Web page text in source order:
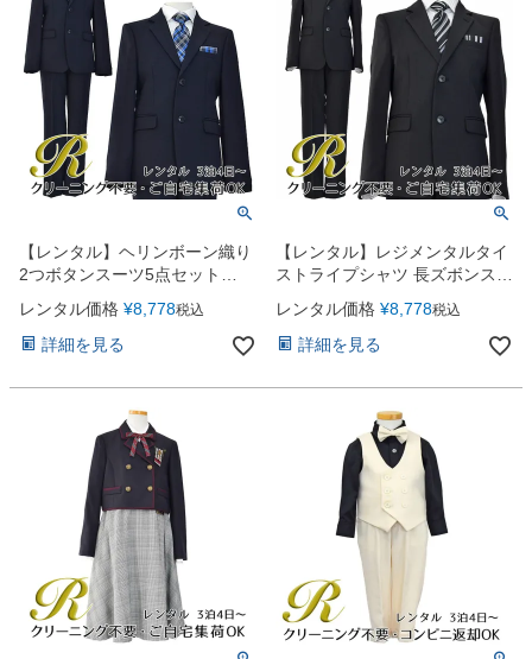
【レンタル】ヘリンボーン織り
2つボタンスーツ5点セット
(CAT525611)ネイビー
レンタル価格 ¥8,778税込
詳細を見る
【レンタル】レジメンタルタイ
ストライプシャツ 長ズボンスー
ツ5点セット(CAT525610)ブラ
ック
レンタル価格 ¥8,778税込
詳細を見る